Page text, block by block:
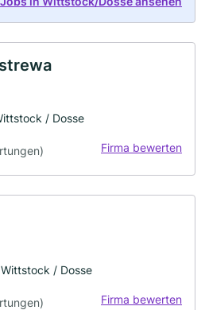
/ Dosse
Firma bewerten
/ Dosse
Firma bewerten